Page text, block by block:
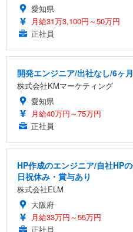
愛知県
月給31万3,100円～50万円
正社員
開発エンジニア/出社なし/6ヶ
株式会社KMマーケティング
愛知県
月給40万円～75万円
正社員
HP作成のエンジニア/自社HP
日祝休み・賞与あり
株式会社ELM
大阪府
月給33万円～55万円
正社員